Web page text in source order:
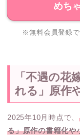
めち
※無料会員登録で
「不遇の花
れる」原作
2025年10月時点で、
る」原作の書籍化や